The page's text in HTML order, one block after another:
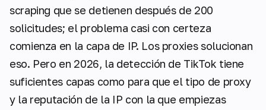
scraping que se detienen después de 200
solicitudes; el problema casi con certeza
comienza en la capa de IP. Los proxies solucionan
eso. Pero en 2026, la detección de TikTok tiene
suficientes capas como para que el tipo de proxy
y la reputación de la IP con la que empiezas